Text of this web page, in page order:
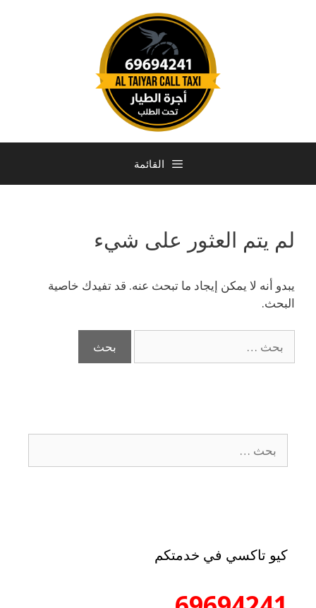
القائمة
لم يتم العثور على شيء
يبدو أنه لا يمكن إيجاد ما تبحث عنه. قد تفيدك خاصية
البحث.
كيو تاكسي في خدمتكم